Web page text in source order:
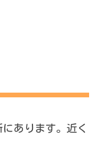
あります。近く